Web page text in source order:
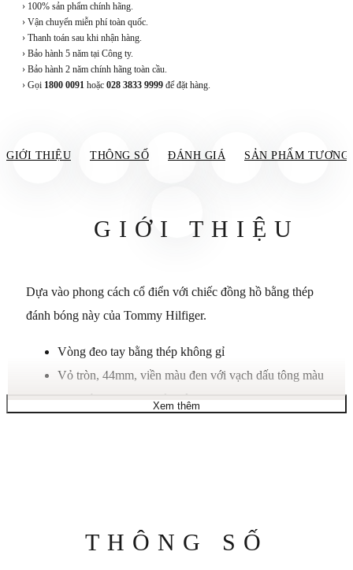
› 100% sản phẩm chính hãng.
› Vận chuyển miễn phí toàn quốc.
› Thanh toán sau khi nhận hàng.
› Bảo hành 5 năm tại Công ty.
› Bảo hành 2 năm chính hãng toàn cầu.
› Gọi 1800 0091 hoặc 028 3833 9999 để đặt hàng.
GIỚI THIỆU THÔNG SỐ ĐÁNH GIÁ SẢN PHẨM TƯƠNG
GIỚI THIỆU
Dựa vào phong cách cổ điển với chiếc đồng hồ bằng thép
đánh bóng này của Tommy Hilfiger.
Vòng đeo tay bằng thép không gỉ
Vỏ tròn, 44mm, viền màu đen với vạch dấu tông màu
bạc, núm vặn được bảo vệ
Xem thêm
THÔNG SỐ